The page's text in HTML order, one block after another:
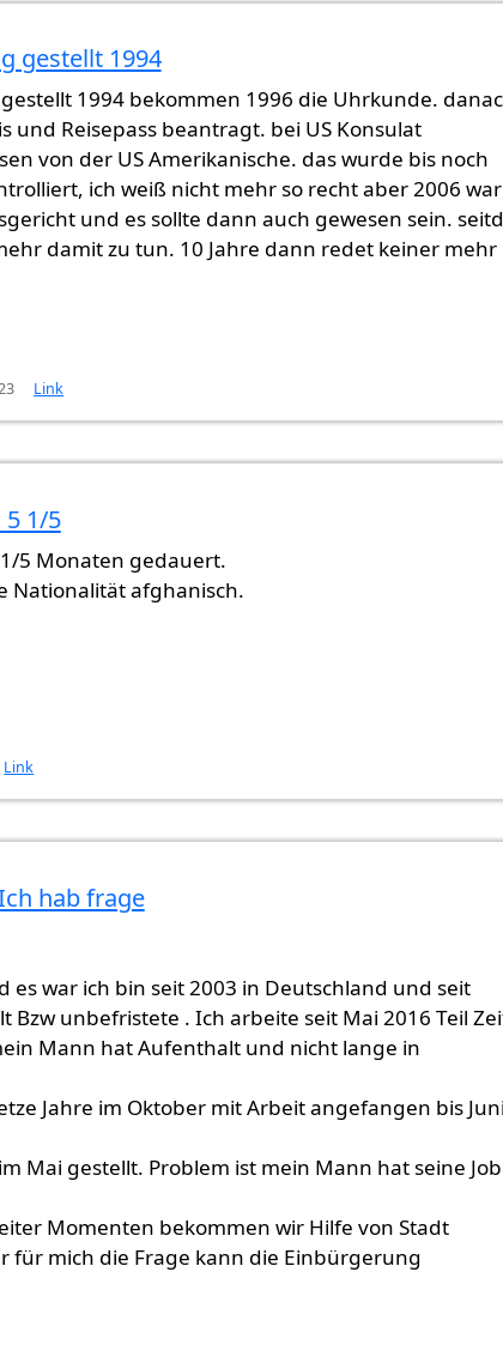
vonGast (nicht überprüft)
gestellt 1994
1994 bekommen 1996 die Uhrkunde.
und Reisepass beantragt. bei US Konsulat
von der US Amerikanische. das wurde bis noch
ich weiß nicht mehr so recht aber 2006
und es sollte dann auch gewesen sein.
damit zu tun. 10 Jahre dann redet keiner mehr
Link
1/5
5 Monaten gedauert.
Nationalität afghanisch.
Link
hab frage
es war ich bin seit 2003 in Deutschland und seit
Bzw unbefristete . Ich arbeite seit Mai 2016 Teil
Mann hat Aufenthalt und nicht lange in
Jahre im Oktober mit Arbeit angefangen bis
Mai gestellt. Problem ist mein Mann hat seine Job
Momenten bekommen wir Hilfe von Stadt
für mich die Frage kann die Einbürgerung